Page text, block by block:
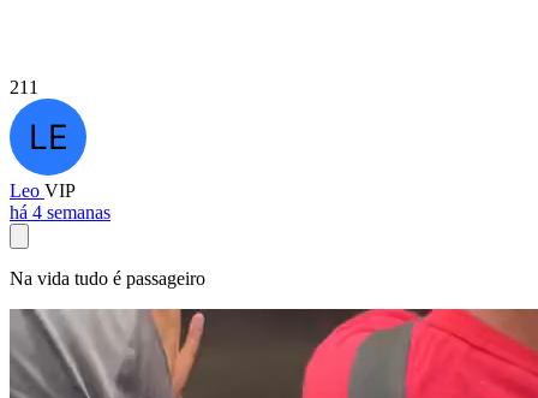
211
Leo VIP
há 4 semanas
Na vida tudo é passageiro